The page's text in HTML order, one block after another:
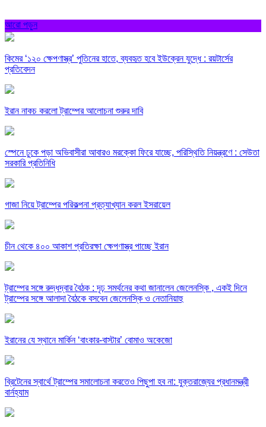
আরো পড়ুন
কিমের ‘১২০ ক্ষেপণাস্ত্র’ পুতিনের হাতে, ব্যবহৃত হবে ইউক্রেন যুদ্ধে : রয়টার্সের
প্রতিবেদন
ইরান নাকচ করলো ট্রাম্পের আলোচনা শুরুর দাবি
স্পেনে ঢুকে পড়া অভিবাসীরা আবারও মরক্কো ফিরে যাচ্ছে, পরিস্থিতি নিয়ন্ত্রণে : সেউতা
সরকারি প্রতিনিধি
গাজা নিয়ে ট্রাম্পের পরিকল্পনা প্রত্যাখ্যান করল ইসরায়েল
চীন থেকে ৪০০ আকাশ প্রতিরক্ষা ক্ষেপণাস্ত্র পাচ্ছে ইরান
ট্রাম্পের সঙ্গে রুদ্ধদ্বার বৈঠক : দৃঢ় সমর্থনের কথা জানালেন জেলেনস্কি , একই দিনে
ট্রাম্পের সঙ্গে আলাদা বৈঠকে বসবেন জেলেনস্কি ও নেতানিয়াহু
ইরানের যে স্থানে মার্কিন ‘বাংকার-বাস্টার’ বোমাও অকেজো
ব্রিটেনের স্বার্থে ট্রাম্পের সমালোচনা করতেও পিছুপা হব না: যুক্তরাজ্যের প্রধানমন্ত্রী
বার্নহ্যাম